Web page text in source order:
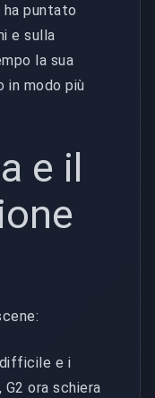
ha puntato
e sulla
la sua
in modo più
e il
e i
ora schiera